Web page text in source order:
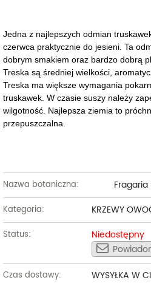
Jedna z najlepszych odmian
czerwca praktycznie do jesieni. Ta
dobrym smakiem oraz bardzo dobrą
Treska są średniej wielkości,
Treska ma większe wymagania
truskawek. W czasie suszy należy
wilgotność. Najlepsza ziemia to
przepuszczalna.
Nazwa botaniczna:
Kategoria: KRZEWY
Status:
Niedostępny
Czas dostawy: WYSYŁKA W